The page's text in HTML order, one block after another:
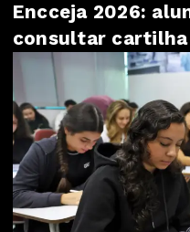
Encceja 2026:
consultar cartilha